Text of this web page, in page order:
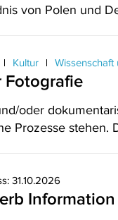
von Polen und
Kultur Wissenschaft
Fotografie
oder
Prozesse stehen.
31.10.2026